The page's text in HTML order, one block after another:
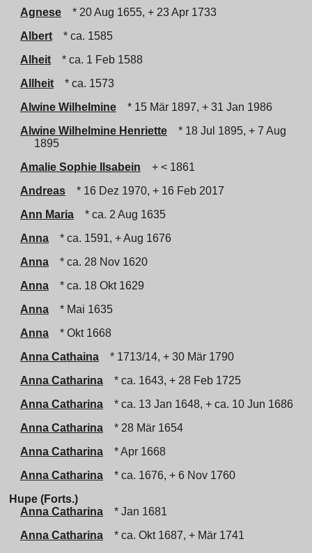
Agnese
* 20 Aug 1655, + 23 Apr 1733
Albert
* ca. 1585
Alheit
* ca. 1 Feb 1588
Allheit
* ca. 1573
Alwine Wilhelmine
* 15 Mär 1897, + 31 Jan 1986
Alwine Wilhelmine Henriette
* 18 Jul 1895, + 7 Aug
1895
Amalie Sophie Ilsabein
+ < 1861
Andreas
* 16 Dez 1970, + 16 Feb 2017
Ann Maria
* ca. 2 Aug 1635
Anna
* ca. 1591, + Aug 1676
Anna
* ca. 28 Nov 1620
Anna
* ca. 18 Okt 1629
Anna
* Mai 1635
Anna
* Okt 1668
Anna Cathaina
* 1713/14, + 30 Mär 1790
Anna Catharina
* ca. 1643, + 28 Feb 1725
Anna Catharina
* ca. 13 Jan 1648, + ca. 10 Jun 1686
Anna Catharina
* 28 Mär 1654
Anna Catharina
* Apr 1668
Anna Catharina
* ca. 1676, + 6 Nov 1760
Hupe (Forts.)
Anna Catharina
* Jan 1681
Anna Catharina
* ca. Okt 1687, + Mär 1741